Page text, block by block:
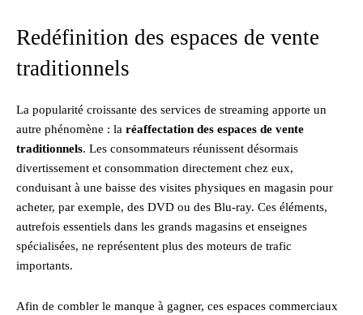
Redéfinition des espaces de vente
traditionnels
La popularité croissante des services de streaming apporte un
autre phénomène : la réaffectation des espaces de vente
traditionnels. Les consommateurs réunissent désormais
divertissement et consommation directement chez eux,
conduisant à une baisse des visites physiques en magasin pour
acheter, par exemple, des DVD ou des Blu-ray. Ces éléments,
autrefois essentiels dans les grands magasins et enseignes
spécialisées, ne représentent plus des moteurs de trafic
importants.
Afin de combler le manque à gagner, ces espaces commerciaux